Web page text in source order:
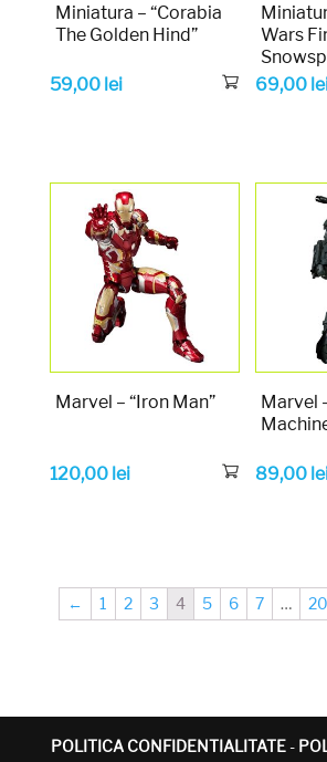
Miniatura – “Corabia
The Golden Hind”
59,00 lei
Wars
69,00
Marvel – “Iron Man”
120,00 lei
Marvel
89,00
← 1 2 3 4 5 6 7 … 20
POLITICA CONFIDENTIALITATE-